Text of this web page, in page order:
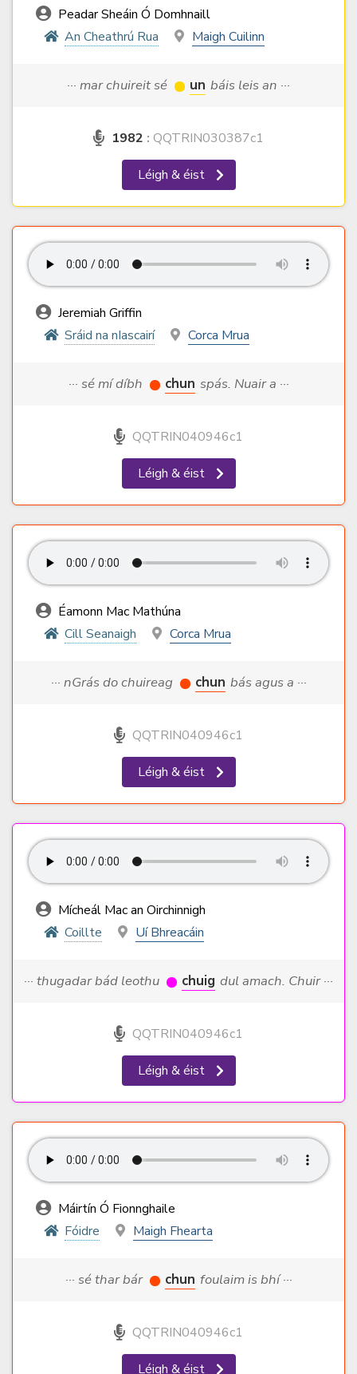
Peadar Sheáin Ó Domhnaill
An Cheathrú Rua
Maigh Cuilinn
··· mar chuireit sé un báis leis an ···
1982 : QQTRIN030387c1
Léigh & éist
Jeremiah Griffin
Sráid na nIascairí
Corca Mrua
··· sé mí díbh chun spás. Nuair a ···
QQTRIN040946c1
Léigh & éist
Éamonn Mac Mathúna
Cill Seanaigh
Corca Mrua
··· nGrás do chuireag chun bás agus a ···
QQTRIN040946c1
Léigh & éist
Mícheál Mac an Oirchinnigh
Coillte
Uí Bhreacáin
··· thugadar bád leothu chuig dul amach. Chuir ···
QQTRIN040946c1
Léigh & éist
Máirtín Ó Fionnghaile
Fóidre
Maigh Fhearta
··· sé thar bár chun foulaim is bhí ···
QQTRIN040946c1
Léigh & éist